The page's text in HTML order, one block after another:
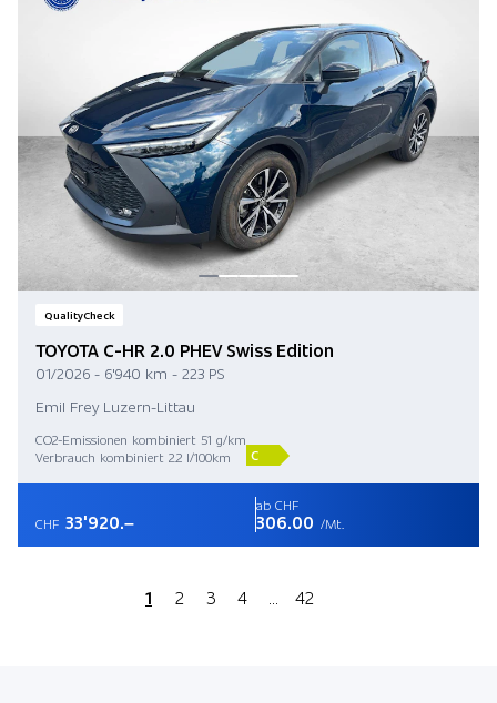
QualityCheck
TOYOTA C-HR 2.0 PHEV Swiss Edition
01/2026 - 6'940 km - 223 PS
Emil Frey Luzern-Littau
CO2-Emissionen kombiniert 51 g/km
Verbrauch kombiniert 2.2 l/100km
C
CHF 33'920.–
ab CHF
306.00 /Mt.
1 2 3 4 42